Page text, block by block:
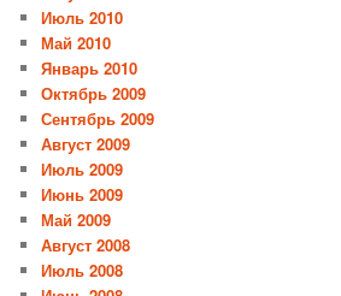
Июль 2010
Май 2010
Январь 2010
Октябрь 2009
Сентябрь 2009
Август 2009
Июль 2009
Июнь 2009
Май 2009
Август 2008
Июль 2008